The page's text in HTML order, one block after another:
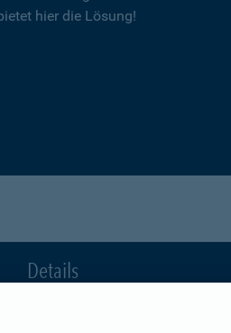
hier die Lösung!
Details
die Ihnen nach einem Unfall